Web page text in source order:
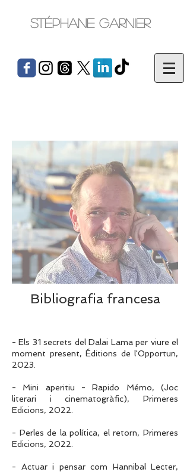
Stéphane Garnier
Bibliografia francesa
- Els 31 secrets del Dalai Lama per viure el
moment present, Éditions de l'Opportun,
2023.
- Mini aperitiu - Rapido Mémo, (Joc
literari i cinematogràfic), Primeres
Edicions, 2022.
- Perles de la política, el retorn, Primeres
Edicions, 2022.
- Actuar i pensar com Hannibal Lecter,